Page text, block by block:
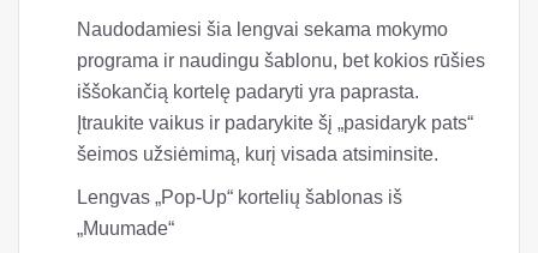
Iššokančios kortelės šablonas